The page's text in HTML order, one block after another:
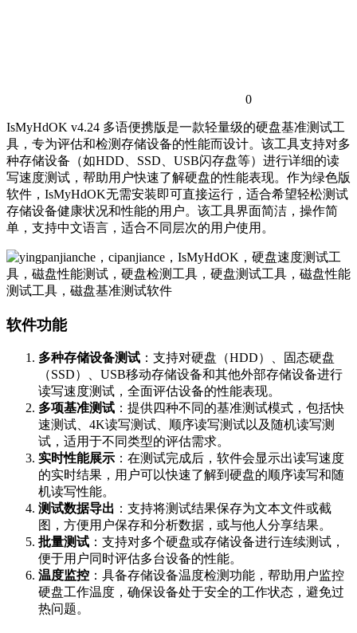
0
IsMyHdOK v4.24 多语便携版是一款轻量级的硬盘基准测试工
具，专为评估和检测存储设备的性能而设计。该工具支持对多
种存储设备（如HDD、SSD、USB闪存盘等）进行详细的读
写速度测试，帮助用户快速了解硬盘的性能表现。作为绿色版
软件，IsMyHdOK无需安装即可直接运行，适合希望轻松测试
存储设备健康状况和性能的用户。该工具界面简洁，操作简
单，支持中文语言，适合不同层次的用户使用。
软件功能
多种存储设备测试 ：支持对硬盘（HDD）、固态硬盘
（SSD）、USB移动存储设备和其他外部存储设备进行
读写速度测试，全面评估设备的性能表现。
多项基准测试 ：提供四种不同的基准测试模式，包括快
速测试、4K读写测试、顺序读写测试以及随机读写测
试，适用于不同类型的评估需求。
实时性能展示 ：在测试完成后，软件会显示出读写速度
的实时结果，用户可以快速了解到硬盘的顺序读写和随
机读写性能。
测试数据导出 ：支持将测试结果保存为文本文件或截
图，方便用户保存和分析数据，或与他人分享结果。
批量测试 ：支持对多个硬盘或存储设备进行连续测试，
便于用户同时评估多台设备的性能。
温度监控 ：具备存储设备温度检测功能，帮助用户监控
硬盘工作温度，确保设备处于安全的工作状态，避免过
热问题。